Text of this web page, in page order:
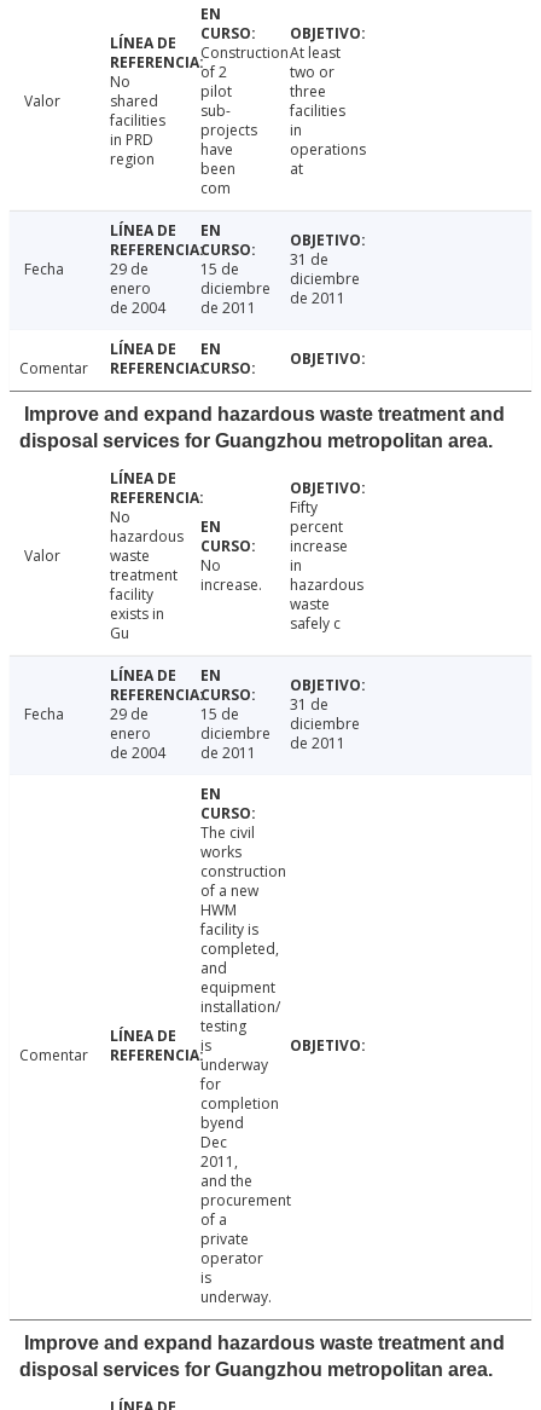
Valor
No
shared
facilities
in PRD
region
Construction
of 2
pilot
sub-
projects
have
been
com
At least
two or
three
facilities
in
operations
at
Fecha
29 de
enero
de 2004
15 de
diciembre
de 2011
31 de
diciembre
de 2011
Comentar
Improve and expand hazardous waste treatment and
disposal services for Guangzhou metropolitan area.
Valor
No
hazardous
waste
treatment
facility
exists in
Gu
No
increase.
Fifty
percent
increase
in
hazardous
waste
safely c
Fecha
29 de
enero
de 2004
15 de
diciembre
de 2011
31 de
diciembre
de 2011
Comentar
The civil
works
construction
of a new
HWM
facility is
completed,
and
equipment
installation/
testing
is
underway
for
completion
byend
Dec
2011,
and the
procurement
of a
private
operator
is
underway.
Improve and expand hazardous waste treatment and
disposal services for Guangzhou metropolitan area.